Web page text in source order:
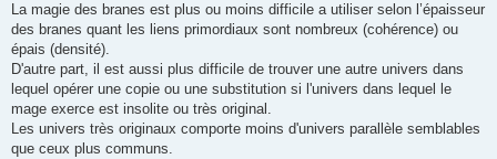
La magie des branes est plus ou moins difficile a utiliser selon l’épaisseur
des branes quant les liens primordiaux sont nombreux (cohérence) ou
épais (densité).
D'autre part, il est aussi plus difficile de trouver une autre univers dans
lequel opérer une copie ou une substitution si l'univers dans lequel le
mage exerce est insolite ou très original.
Les univers très originaux comporte moins d'univers parallèle semblables
que ceux plus communs.